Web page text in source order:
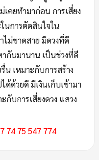
คยทำมาก่อน การเสี่ยง
นการตัดสินใจใน
ไม่ขาดสาย มีดวงที่ดี
ากันมานาน เป็นช่วงที่ดี
น เหมาะกับการสร้าง
ด้ด้วยดี มีเงินเก็บเข้ามา
กับการเสี่ยงดวง แสวง
74 75 547 774